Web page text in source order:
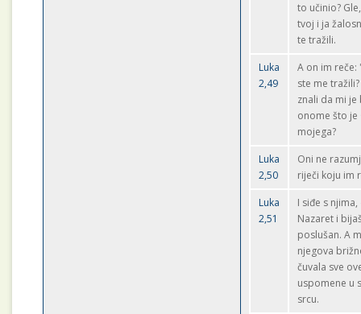
to učinio?
tvoj i ja
te tražili.
Luka
2,49
A on im reče:
ste me
znali da mi je
onome što je
mojega?
Luka
2,50
Oni ne
riječi koju im
Luka
2,51
I siđe s
Nazaret i
poslušan. A
njegova
čuvala sve
uspomene u
srcu.